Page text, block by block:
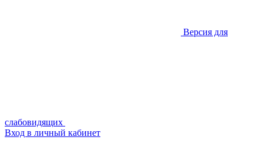
Версия для
слабовидящих
Вход в личный кабинет